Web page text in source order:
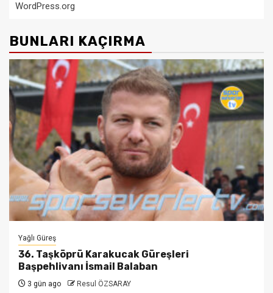
WordPress.org
BUNLARI KAÇIRMA
Yağlı Güreş
36. Taşköprü Karakucak Güreşleri
Başpehlivanı İsmail Balaban
3 gün ago Resul ÖZSARAY